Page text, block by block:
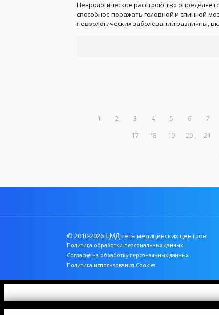
Неврологическое расстройство
способное поражать головной и спинной
неврологических заболеваний различны,
1 2 3 4 5 6
7
17
18 19 20 21
© 2010-2026 ЦМД сеть медицинских центров
Политика обработки персональных данных
Согласие на обработку персональных данных
Политика использования Cookies